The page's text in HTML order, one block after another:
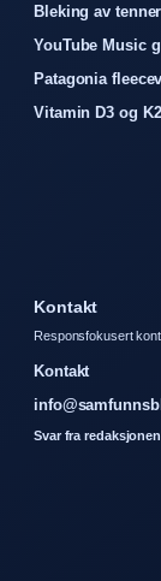
Bleking av
YouTube Music
Patagonia
Vitamin D3 og
Kontakt
Responsfokusert
Kontakt
Svar fra